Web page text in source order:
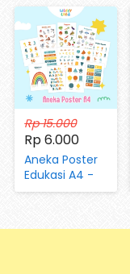
Rp 15.000
Rp 6.000
Aneka Poster
Edukasi A4 -
Mengenal